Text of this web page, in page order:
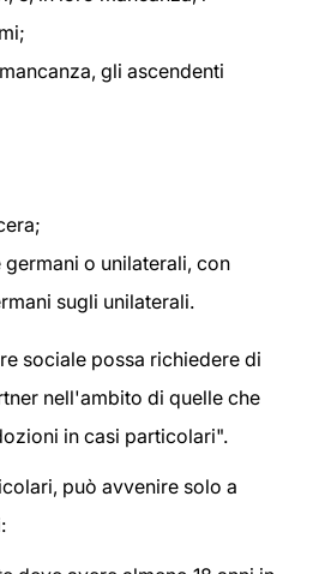
gli ascendenti
o unilaterali, con
sugli unilaterali.
sociale possa richiedere di
nell'ambito di quelle che
in casi particolari".
può avvenire solo a